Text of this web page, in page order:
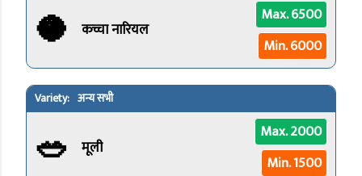
🥥 कच्चा नारियल
Max. 6500
Min. 6000
अन्य सभी
🥗 मूली
Max. 2000
Min. 1500